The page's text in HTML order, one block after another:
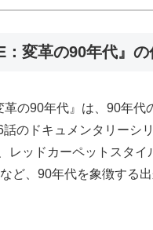
：変革の90年代』
革の90年代』は、90年代
話のドキュメンタリーシ
レッドカーペットスタイ
ど、90年代を象徴する